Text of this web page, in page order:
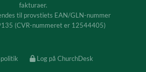
fakturaer.
til provstiets EAN/GLN-nummer
(CVR-nummeret er 12544405)
Log på ChurchDesk